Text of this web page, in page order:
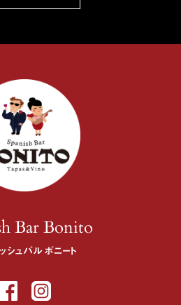
Bar Bonito
シュバル ボニート